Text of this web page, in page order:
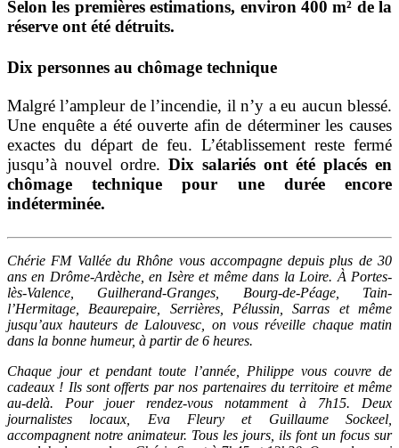
Selon les premières estimations, environ 400 m² de la
réserve ont été détruits.
Dix personnes au chômage technique
Malgré l’ampleur de l’incendie, il n’y a eu aucun blessé.
Une enquête a été ouverte afin de déterminer les causes
exactes du départ de feu. L’établissement reste fermé
jusqu’à nouvel ordre. Dix salariés ont été placés en
chômage technique pour une durée encore
indéterminée.
Chérie FM Vallée du Rhône vous accompagne depuis plus de 30
ans en Drôme-Ardèche, en Isère et même dans la Loire. À Portes-
lès-Valence, Guilherand-Granges, Bourg-de-Péage, Tain-
l’Hermitage, Beaurepaire, Serrières, Pélussin, Sarras et même
jusqu’aux hauteurs de Lalouvesc, on vous réveille chaque matin
dans la bonne humeur, à partir de 6 heures.
Chaque jour et pendant toute l’année, Philippe vous couvre de
cadeaux ! Ils sont offerts par nos partenaires du territoire et même
au-delà. Pour jouer rendez-vous notamment à 7h15. Deux
journalistes locaux, Eva Fleury et Guillaume Sockeel,
accompagnent notre animateur. Tous les jours, ils font un focus sur